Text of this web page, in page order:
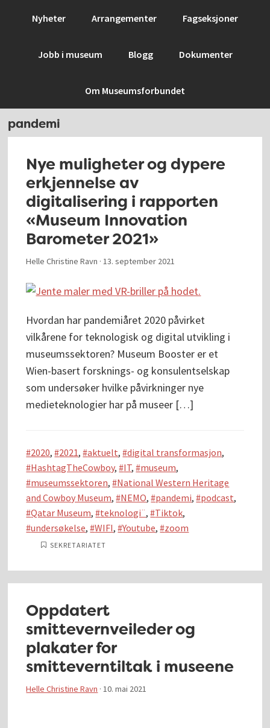
Nyheter Arrangementer Fagseksjoner
Jobb i museum Blogg Dokumenter
Om Museumsforbundet
pandemi
Nye muligheter og dypere
erkjennelse av
digitalisering i rapporten
«Museum Innovation
Barometer 2021»
Helle Christine Ravn ·13. september 2021
Hvordan har pandemiåret 2020 påvirket
vilkårene for teknologisk og digital utvikling i
museumssektoren? Museum Booster er et
Wien-basert forsknings- og konsulentselskap
som undersøker hvilke påvirkninger nye
medieteknologier har på museer […]
2020, 2021, aktuelt, digital transformasjon,
HashtagTheCowboy, IT, museum,
museumssektoren, National Western Heritage
and Cowboy Museum, NEMO, pandemi, podcast,
Qatar Museum, teknologi¨, Tiktok,
undersøkelse, WIFI, Youtube, zoom
SEKRETARIATET
Oppdatert
smittevernveileder og
plakater for
smitteverntiltak i museene
Helle Christine Ravn ·10. mai 2021